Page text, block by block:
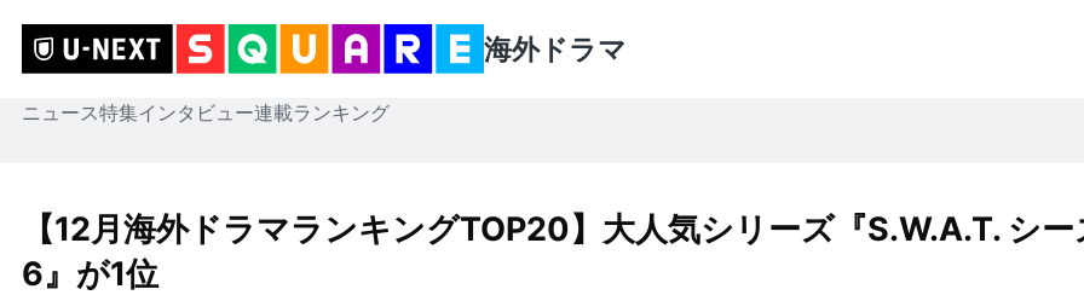
海外ドラマ
ニュース特集インタビュー連載ランキング
【12月海外ドラマランキングTOP20】大人気シリーズ『S.W.A.T. シー
6』が1位